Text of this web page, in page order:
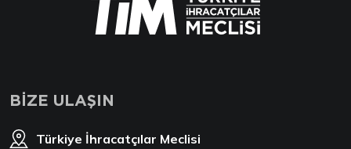
BİZE ULAŞIN
Türkiye İhracatçılar Meclisi